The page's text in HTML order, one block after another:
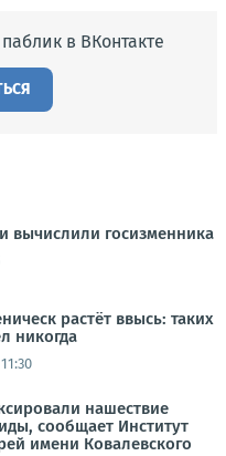
в ВКонтакте
вычислили госизменника
растёт ввысь: таких
никогда
нашествие
сообщает Институт
имени Ковалевского